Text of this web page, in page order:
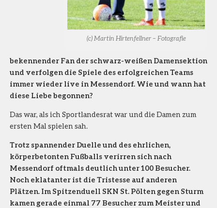
(c) Martin Hirtenfellner – Fotografie
bekennender Fan der schwarz-weißen Damensektion
und verfolgen die Spiele des erfolgreichen Teams
immer wieder live in Messendorf. Wie und wann hat
diese Liebe begonnen?
Das war, als ich Sportlandesrat war und die Damen zum
ersten Mal spielen sah.
Trotz spannender Duelle und des ehrlichen,
körperbetonten Fußballs verirren sich nach
Messendorf oftmals deutlich unter 100 Besucher.
Noch eklatanter ist die Tristesse auf anderen
Plätzen. Im Spitzenduell SKN St. Pölten gegen Sturm
kamen gerade einmal 77 Besucher zum Meister und